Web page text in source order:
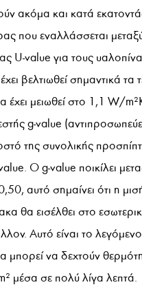
ακόμα και κατά
που εναλλάσσεται
U-value για τους
βελτιωθεί σημαντικά
μειωθεί στο 1,1 W/
g-value
της συνολικής
Ο g-value ποικίλει
αυτό σημαίνει ότι η
θα εισέλθει στο
Αυτό είναι το
μπορεί να δεχτούν
μέσα σε πολύ λίγα λεπτά.